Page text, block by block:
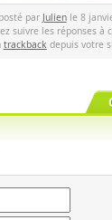
par Julienle 8
suivre les réponses à
trackback depuis votre